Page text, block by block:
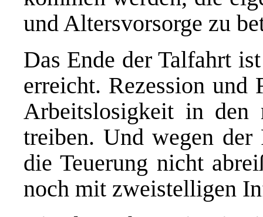
und Altersvorsorge zu
Das Ende der Talfahrt
erreicht. Rezession und
Arbeitslosigkeit in den
treiben. Und wegen
die Teuerung nicht
noch mit zweistelligen